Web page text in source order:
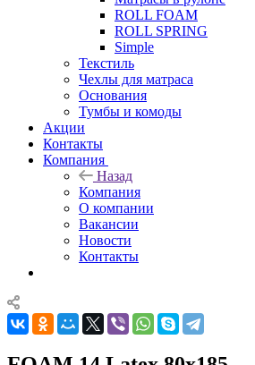
ROLL FOAM
ROLL SPRING
Simple
Текстиль
Чехлы для матраса
Основания
Тумбы и комоды
Акции
Контакты
Компания
Назад
Компания
О компании
Вакансии
Новости
Контакты